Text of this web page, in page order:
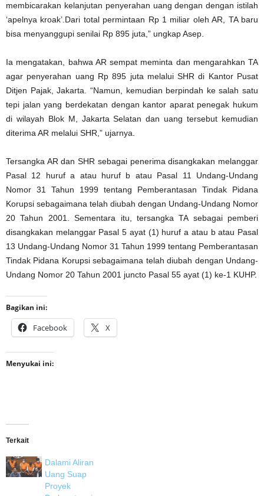
membicarakan kelanjutan penyerahan uang dengan dengan istilah
‘apelnya kroak’.Dari total permintaan Rp 1 miliar oleh AR, TA baru
bisa menyanggupi senilai Rp 895 juta,” ungkap Asep.
Ia mengatakan, bahwa AR sempat meminta dan mengarahkan TA
agar penyerahan uang Rp 895 juta melalui SHR di Kantor Pusat
Ditjen Pajak, Jakarta. “Namun, kemudian berpindah ke salah satu
tepi jalan yang berdekatan dengan kantor aparat penegak hukum
di wilayah Blok M, Jakarta Selatan dan uang tersebut kemudian
diterima AR melalui SHR,” ujarnya.
Tersangka AR dan SHR sebagai penerima disangkakan melanggar
Pasal 12 huruf a atau huruf b atau Pasal 11 Undang-Undang
Nomor 31 Tahun 1999 tentang Pemberantasan Tindak Pidana
Korupsi sebagaimana telah diubah dengan Undang-Undang Nomor
20 Tahun 2001. Sementara itu, tersangka TA sebagai pemberi
disangkakan melanggar Pasal 5 ayat (1) huruf a atau b atau Pasal
13 Undang-Undang Nomor 31 Tahun 1999 tentang Pemberantasan
Tindak Pidana Korupsi sebagaimana telah diubah dengan Undang-
Undang Nomor 20 Tahun 2001 juncto Pasal 55 ayat (1) ke-1 KUHP.
Bagikan ini:
Facebook X
Menyukai ini:
Terkait
Dalami Aliran
Uang Suap
Proyek